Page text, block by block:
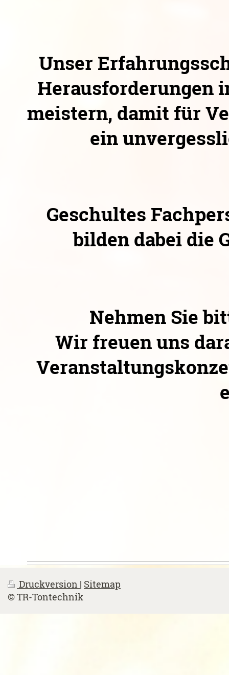
Unser
Herausforderungen
meistern, damit für
ein
Geschultes
bilden dabei die
Nehmen Sie
Wir freuen uns
Druckversion | Sitemap
© TR-Tontechnik